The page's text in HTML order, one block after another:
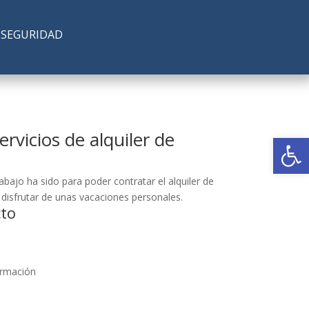
de alquiler de
ha sido para poder contratar el alquiler de
de unas vacaciones personales.